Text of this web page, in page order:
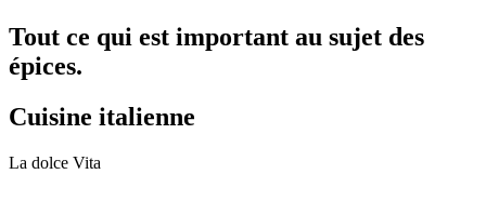
Tout ce qui est important au sujet des
épices.
Cuisine italienne
La dolce Vita